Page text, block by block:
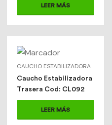
LEER MÁS
VOLSKWAGEN
CAUCHO ESTABILIZADORA
Caucho Estabilizadora
Trasera Cod: CL092
LEER MÁS